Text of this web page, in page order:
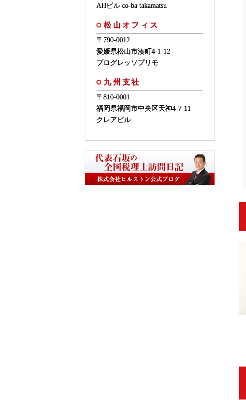
AHビル co-ba takamatsu
松山オフィス
〒790-0012
愛媛県松山市湊町4-1-12
プログレッソプリモ
九州支社
〒810-0001
福岡県福岡市中央区天神4-7-11
クレアビル